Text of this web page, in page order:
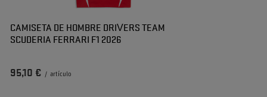
CAMISETA DE HOMBRE DRIVERS TEAM
SCUDERIA FERRARI F1 2026
95,10 € / artículo